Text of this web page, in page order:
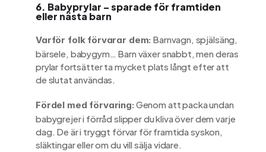
6. Babyprylar – sparade för framtiden
eller nästa barn
Varför folk förvarar dem: Barnvagn, spjälsäng,
bärsele, babygym… Barn växer snabbt, men deras
prylar fortsätter ta mycket plats långt efter att
de slutat användas.
Fördel med förvaring: Genom att packa undan
babygrejer i förråd slipper du kliva över dem varje
dag. De är i tryggt förvar för framtida syskon,
släktingar eller om du vill sälja vidare.